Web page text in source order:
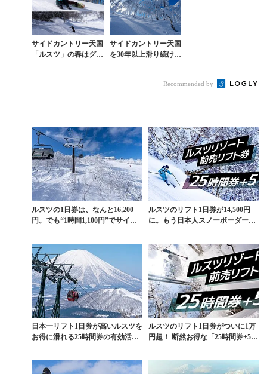
サイドカントリー天国
「ルスツ」の春はグル
サイドカントリー天国
を30年以上滑り続ける
Recommended by
ルスツの1日券は、なんと16,200
円。でも“1時間1,100円”でサイド
ルスツのリフト1日券が14,500円
に。もう日本人スノーボーダー
日本一リフト1日券が高いルスツを
お得に滑れる25時間券の有効活用
ルスツのリフト1日券がついに1万
円超！ 断然お得な「25時間券+5」